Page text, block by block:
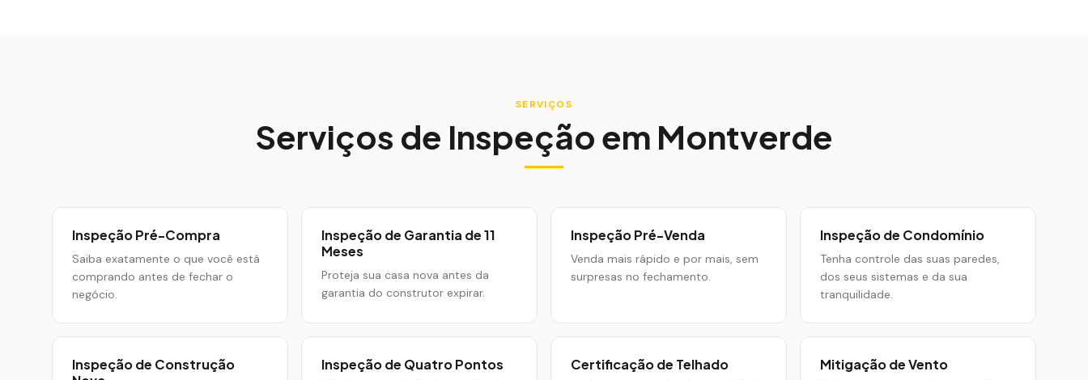
SERVIÇOS
Serviços de Inspeção em Montverde
Inspeção Pré-Compra
Saiba exatamente o que você está
comprando antes de fechar o
negócio.
Inspeção de Garantia de 11
Meses
Proteja sua casa nova antes da
garantia do construtor expirar.
Inspeção Pré-Venda
Venda mais rápido e por mais, sem
surpresas no fechamento.
Inspeção de Condomínio
Tenha controle das suas paredes,
dos seus sistemas e da sua
tranquilidade.
Inspeção de Construção
Inspeção de Quatro Pontos Certificação de Telhado Mitigação de Vento